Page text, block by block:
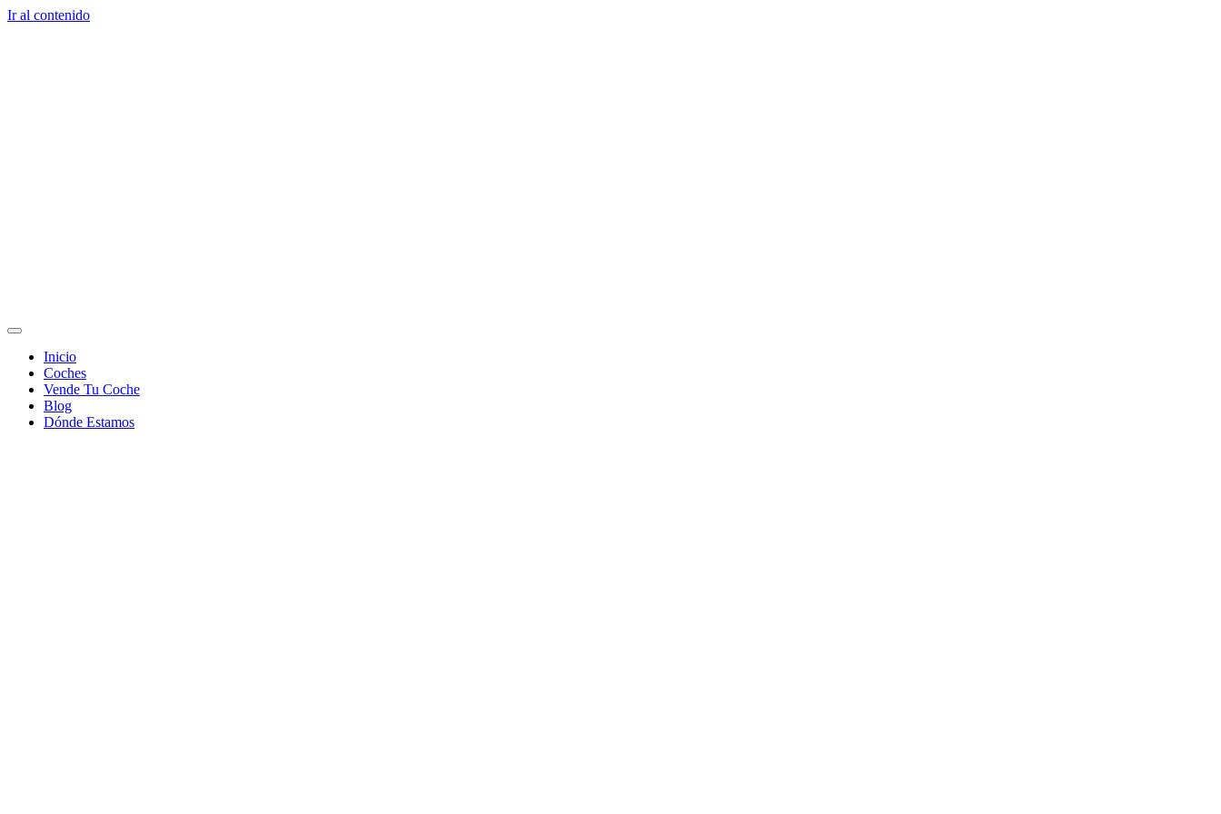
Ir al contenido
Inicio
Coches
Vende Tu Coche
Blog
Dónde Estamos